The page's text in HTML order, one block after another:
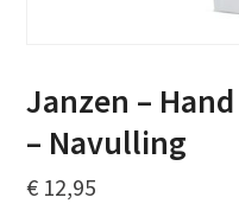
Janzen –
– Navulling
€ 12,95